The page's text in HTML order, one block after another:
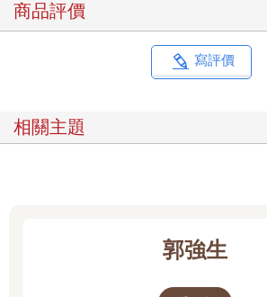
可這一路上山，太安靜了。
明明是新北市的郊區，可好像過了某條線開
了一樣。
就在那個當下，他的心裡突然閃過了一個
商品評價
寫評價
相關主題
郭強生